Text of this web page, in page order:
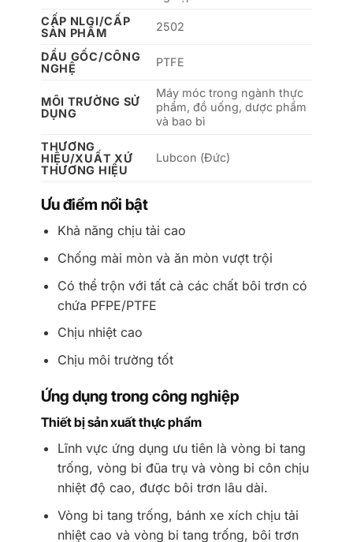
CẤP NLGI/CẤP
SẢN PHẨM
2502
DẦU GỐC/CÔNG
NGHỆ
PTFE
MÔI TRƯỜNG SỬ
DỤNG
Máy móc trong ngành thực
phẩm, đồ uống, dược phẩm
và bao bì
THƯƠNG
HIỆU/XUẤT XỨ
THƯƠNG HIỆU
Lubcon (Đức)
Ưu điểm nổi bật
Khả năng chịu tải cao
Chống mài mòn và ăn mòn vượt trội
Có thể trộn với tất cả các chất bôi trơn có
chứa PFPE/PTFE
Chịu nhiệt cao
Chịu môi trường tốt
Ứng dụng trong công nghiệp
Thiết bị sản xuất thực phẩm
Lĩnh vực ứng dụng ưu tiên là vòng bi tang
trống, vòng bi đũa trụ và vòng bi côn chịu
nhiệt độ cao, được bôi trơn lâu dài.
Vòng bi tang trống, bánh xe xích chịu tải
nhiệt cao và vòng bi tang trống, bôi trơn